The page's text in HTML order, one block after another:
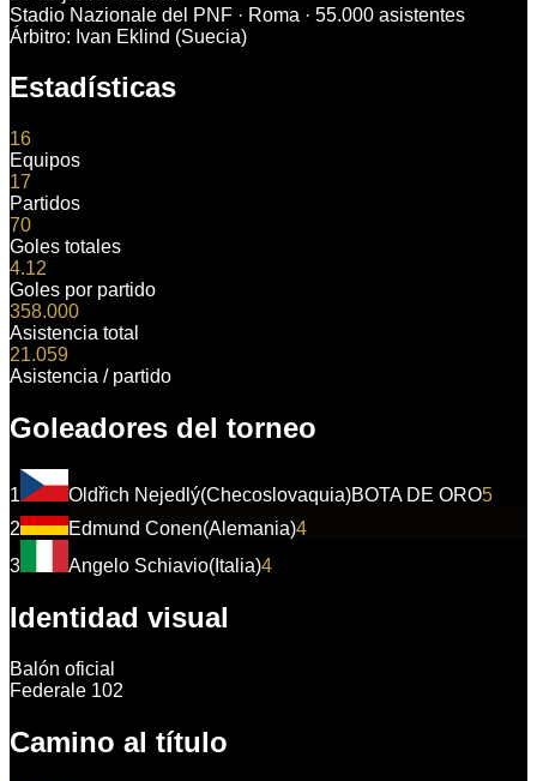
Stadio Nazionale del PNF · Roma · 55.000 asistentes
Árbitro: Ivan Eklind (Suecia)
Estadísticas
16
Equipos
17
Partidos
70
Goles totales
4.12
Goles por partido
358.000
Asistencia total
21.059
Asistencia / partido
Goleadores del torneo
1 Oldřich Nejedlý(Checoslovaquia)BOTA DE ORO5
2
Edmund Conen(Alemania)4
3
Angelo Schiavio( Italia)4
Identidad visual
Balón oficial
Federale 102
Camino al título